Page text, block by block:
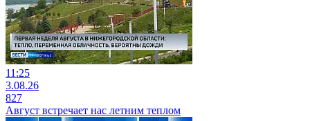
11:25
3.08.26
827
Август встречает нас летним теплом